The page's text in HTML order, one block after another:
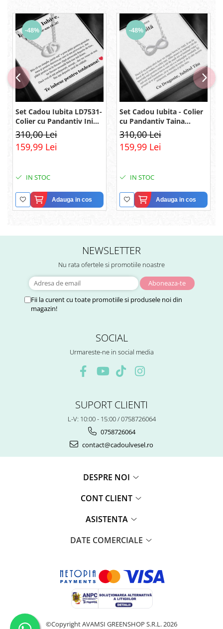
-48%
Set Cadou Iubita LD7531-
Colier cu Pandantiv Inimi
Pereche din Argint 925
placat cu rodiu, Cutie
Elegantă și Felicitare
310,00 Lei
159,99 Lei
IN STOC
Adauga in cos
-48%
Set Cadou Iubita - Colier
cu Pandantiv Taina
Infinitului din Argint 925
placat cu rodiu, Cutie
Elegantă și Mesaj
310,00 Lei
159,99 Lei
IN STOC
Adauga in cos
NEWSLETTER
Nu rata ofertele si promotiile noastre
Fii la curent cu toate promotiile si produsele noi din
magazin!
SOCIAL
Urmareste-ne in social media
SUPORT CLIENTI
L-V: 10:00 - 15:00 / 0758726064
0758726064
contact@cadoulvesel.ro
DESPRE NOI
CONT CLIENT
ASISTENTA
DATE COMERCIALE
©Copyright AVAMSI GREENSHOP S.R.L. 2026